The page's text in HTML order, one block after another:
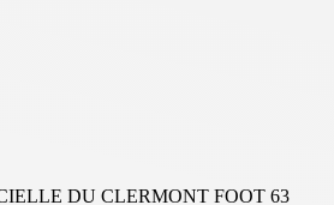
DU CLERMONT FOOT 63